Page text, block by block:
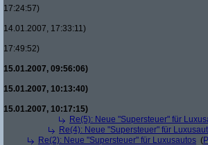
17:24:57)
14.01.2007, 17:33:11)
17:49:52)
15.01.2007, 09:56:06)
15.01.2007, 10:13:40)
15.01.2007, 10:17:15)
Re(5): Neue "Supersteuer" für
Re(4): Neue "Supersteuer" für
Re(2): Neue "Supersteuer" für Luxusautos (